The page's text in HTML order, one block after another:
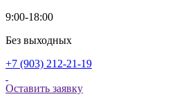
9:00-18:00
Без выходных
+7 (903) 212-21-19
Оставить заявку